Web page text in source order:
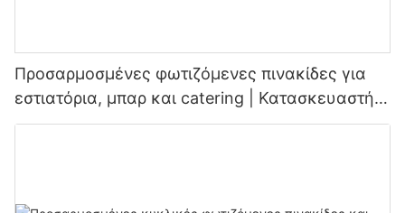
Προσαρμοσμένες φωτιζόμενες πινακίδες για
εστιατόρια, μπαρ και catering | Κατασκευαστής
πινακίδων LED